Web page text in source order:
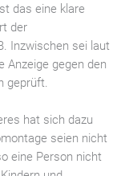
das eine klare
der
Inzwischen sei laut
Anzeige gegen den
geprüft.
hat sich dazu
seien nicht
eine Person nicht